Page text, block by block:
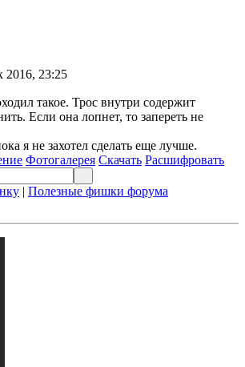
2016, 23:25
такое. Трос внутри содержит
Если она лопнет, то запереть не
я не захотел сделать еще лучше.
Фотогалерея Скачать Расшифровать
| Полезные фишки форума